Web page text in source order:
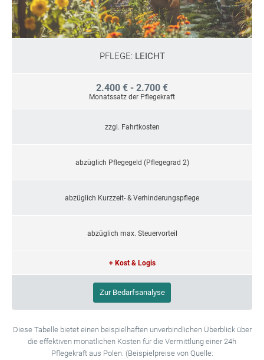
PFLEGE: LEICHT
2.400 € - 2.700 €
Monatssatz der Pflegekraft
zzgl. Fahrtkosten
abzüglich Pflegegeld (Pflegegrad 2)
abzüglich Kurzzeit- & Verhinderungspflege
abzüglich max. Steuervorteil
+ Kost & Logis
Zur Bedarfsanalyse
Diese Tabelle bietet einen beispielhaften unverbindlichen Überblick über
die effektiven monatlichen Kosten für die Vermittlung einer 24h
Pflegekraft aus Polen. (Beispielpreise von Quelle: